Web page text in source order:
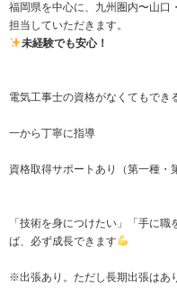
福岡県を中心に、九州圏内〜山口
担当していただきます。
未経験でも安心！
電気工事士の資格がなくてもでき
一から丁寧に指導
資格取得サポートあり（第一種・
「技術を身につけたい」「手に
ば、必ず成長できます
※出張あり。ただし長期出張はあ